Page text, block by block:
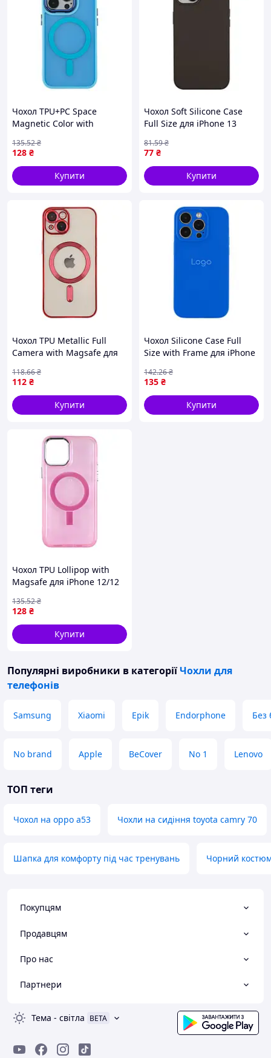
Чохол TPU+PC Space
Magnetic Color with
Blue (17003828)
128 ₴
135.52₴
Купити
Чохол Soft Silicone Case
Full Size для iPhone 13
77 ₴
81.59₴
Купити
Чохол TPU Metallic Full
Camera with Magsafe для
112 ₴
118.66₴
Купити
Чохол Silicone Case Full
Size with Frame для iPhone
(17003397)
135 ₴
142.26₴
Купити
Чохол TPU Lollipop with
Magsafe для iPhone 12/12
128 ₴
135.52₴
Купити
Популярні виробники в категоріїЧохли для
телефонів
Samsung Xiaomi Epik Endorphone Без
No brand Apple BeCover No 1 Lenovo
ТОП теги
Чохол на oppo a53 Чохли на сидіння toyota camry 70
Шапка для комфорту під час тренувань Чорний
Покупцям
Продавцям
Про нас
Партнери
Тема - світла BETA